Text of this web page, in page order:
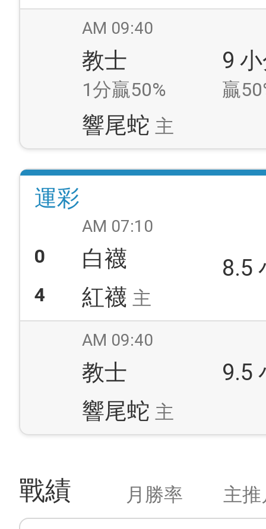
AM 09:40
教士
1分贏50%
響尾蛇 主
9
贏
運彩
AM 07:10
0 白襪
4 紅襪 主
8.5
AM 09:40
教士
響尾蛇 主
9.5
戰績 月勝率 主